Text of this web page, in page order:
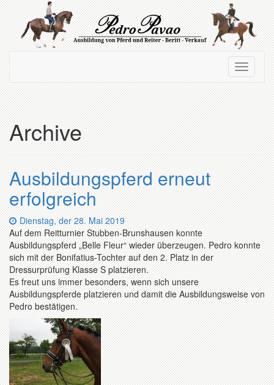
Zum
Hauptinhalt
springen
ein-/
Archive
Ausbildungspferd erneut
erfolgreich
Datum:
Dienstag, der 28. Mai 2019
Auf dem Reitturnier Stubben-Brunshausen konnte
Ausbildungspferd „Belle Fleur“ wieder überzeugen. Pedro konnte
sich mit der Bonifatius-Tochter auf den 2. Platz in der
Dressurprüfung Klasse S platzieren.
Es freut uns immer besonders, wenn sich unsere
Ausbildungspferde platzieren und damit die Ausbildungsweise von
Pedro bestätigen.